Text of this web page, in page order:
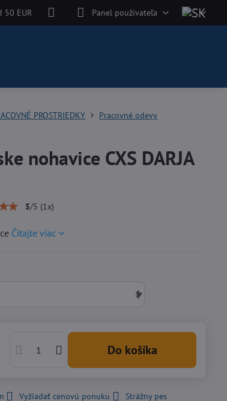
50 EUR Panel používateľa
PROSTRIEDKY
Pracovné odevy
nohavice CXS DARJA
5/5 (1x)
Čítajte viac
Do košíka
Vyžiadať cenovú ponuku
Strážny pes